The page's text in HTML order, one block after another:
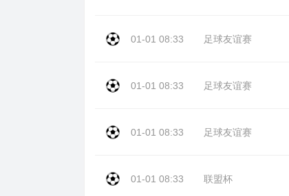
01-01 08:33 足球友谊赛
01-01 08:33 足球友谊赛
01-01 08:33 足球友谊赛
01-01 08:33 联盟杯